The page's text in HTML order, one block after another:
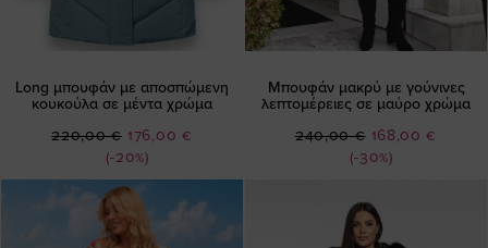
Long μπουφάν με αποσπώμενη
κουκούλα σε μέντα χρώμα
(-20%)
Ειδική
Τιμή
176,00 €
220,00 €
Μπουφάν μακρύ με γούνινες
λεπτομέρειες σε μαύρο χρώμα
(-30%)
Ειδική
Τιμή
168,00 €
240,00 €